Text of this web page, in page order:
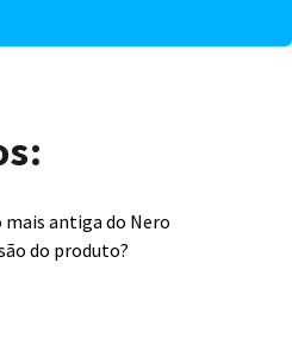
mais antiga do Nero
do produto?